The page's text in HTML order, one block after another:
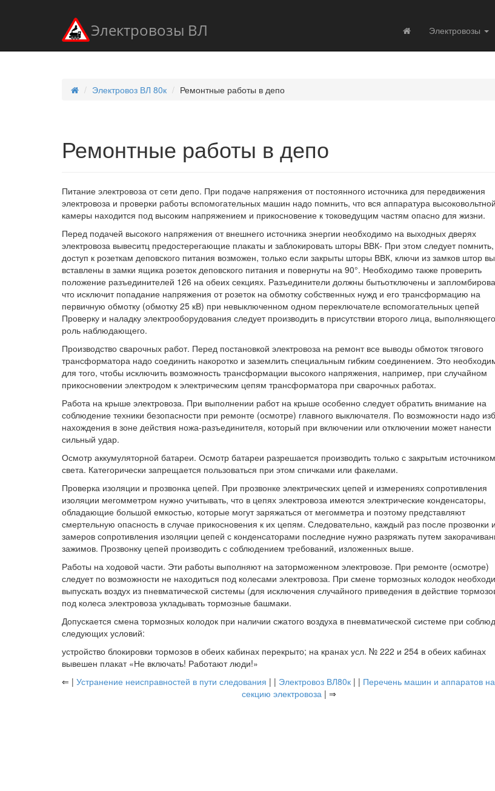
Электровозы ВЛ Электровозы
Электровоз ВЛ 80к Ремонтные работы в депо
Ремонтные работы в депо
Питание электровоза от сети депо. При подаче напряжения от постоянного источника для передвижения
электровоза и проверки работы вспомогательных машин надо помнить, что вся аппаратура высоковольтной
камеры находится под высоким напряжением и прикосновение к токоведущим частям опасно для жизни.
Перед подачей высокого напряжения от внешнего источника энергии необходимо на выходных дверях
электровоза вывеситц предостерегающие плакаты и заблокировать шторы ВВК- При этом следует помнить,
доступ к розеткам деповского питания возможен, только если закрыты шторы ВВК, ключи из замков штор
вставлены в замки ящика розеток деповского питания и повернуты на 90°. Необходимо также проверить
положение разъединителей 126 на обеих секциях. Разъединители должны бытьотключены и
что исключит попадание напряжения от розеток на обмотку собственных нужд и его трансформацию на
первичную обмотку (обмотку 25 кВ) при невыключенном одном переключателе вспомогательных цепей
Проверку и наладку электрооборудования следует производить в присутствии второго лица, выполняющего
роль наблюдающего.
Производство сварочных работ. Перед постановкой электровоза на ремонт все выводы обмоток тягового
трансформатора надо соединить накоротко и заземлить специальным гибким соединением. Это
для того, чтобы исключить возможность трансформации высокого напряжения, например, при случайном
прикосновении электродом к электрическим цепям трансформатора при сварочных работах.
Работа на крыше электровоза. При выполнении работ на крыше особенно следует обратить внимание на
соблюдение техники безопасности при ремонте (осмотре) главного выключателя. По возможности надо
нахождения в зоне действия ножа-разъединителя, который при включении или отключении может нанести
сильный удар.
Осмотр аккумуляторной батареи. Осмотр батареи разрешается производить только с закрытым источником
света. Категорически запрещается пользоваться при этом спичками или факелами.
Проверка изоляции и прозвонка цепей. При прозвонке электрических цепей и измерениях сопротивления
изоляции мегомметром нужно учитывать, что в цепях электровоза имеются электрические конденсаторы,
обладающие большой емкостью, которые могут заряжаться от мегомметра и поэтому представляют
смертельную опасность в случае прикосновения к их цепям. Следовательно, каждый раз после прозвонки
замеров сопротивления изоляции цепей с конденсаторами последние нужно разряжать путем
зажимов. Прозвонку цепей производить с соблюдением требований, изложенных выше.
Работы на ходовой части. Эти работы выполняют на заторможенном электровозе. При ремонте (осмотре)
следует по возможности не находиться под колесами электровоза. При смене тормозных колодок
выпускать воздух из пневматической системы (для исключения случайного приведения в действие
под колеса электровоза укладывать тормозные башмаки.
Допускается смена тормозных колодок при наличии сжатого воздуха в пневматической системе при
следующих условий:
устройство блокировки тормозов в обеих кабинах перекрыто; на кранах усл. № 222 и 254 в обеих кабинах
вывешен плакат «Не включать! Работают люди!»
⇐ | Устранение неисправностей в пути следования | | Электровоз ВЛ80к | | Перечень машин и аппаратов
секцию электровоза | ⇒